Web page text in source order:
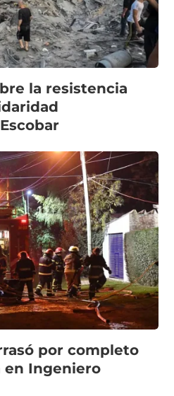
la resistencia
por completo
en Ingeniero